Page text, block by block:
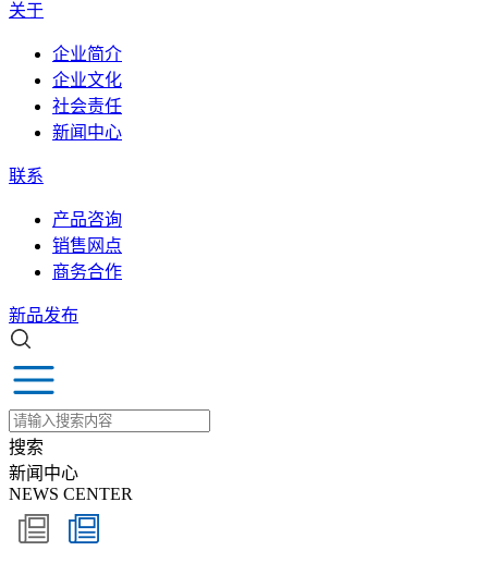
关于
企业简介
企业文化
社会责任
新闻中心
联系
产品咨询
销售网点
商务合作
新品发布
搜索
新闻中心
NEWS CENTER